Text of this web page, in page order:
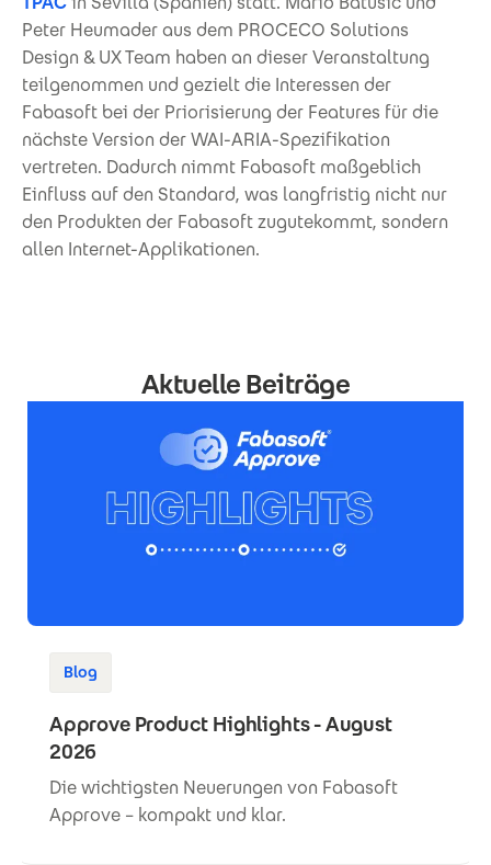
Peter Heumader aus dem PROCECO Solutions
Design & UX Team haben an dieser Veranstaltung
teilgenommen und gezielt die Interessen der
Fabasoft bei der Priorisierung der Features für die
nächste Version der WAI-ARIA-Spezifikation
vertreten. Dadurch nimmt Fabasoft maßgeblich
Einfluss auf den Standard, was langfristig nicht nur
den Produkten der Fabasoft zugutekommt, sondern
allen Internet-Applikationen.
Aktuelle Beiträge
Blog
Approve Product Highlights - August
2026
Die wichtigsten Neuerungen von Fabasoft
Approve – kompakt und klar.